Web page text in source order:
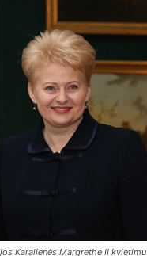
Karalienės Margrethe II kvietimu